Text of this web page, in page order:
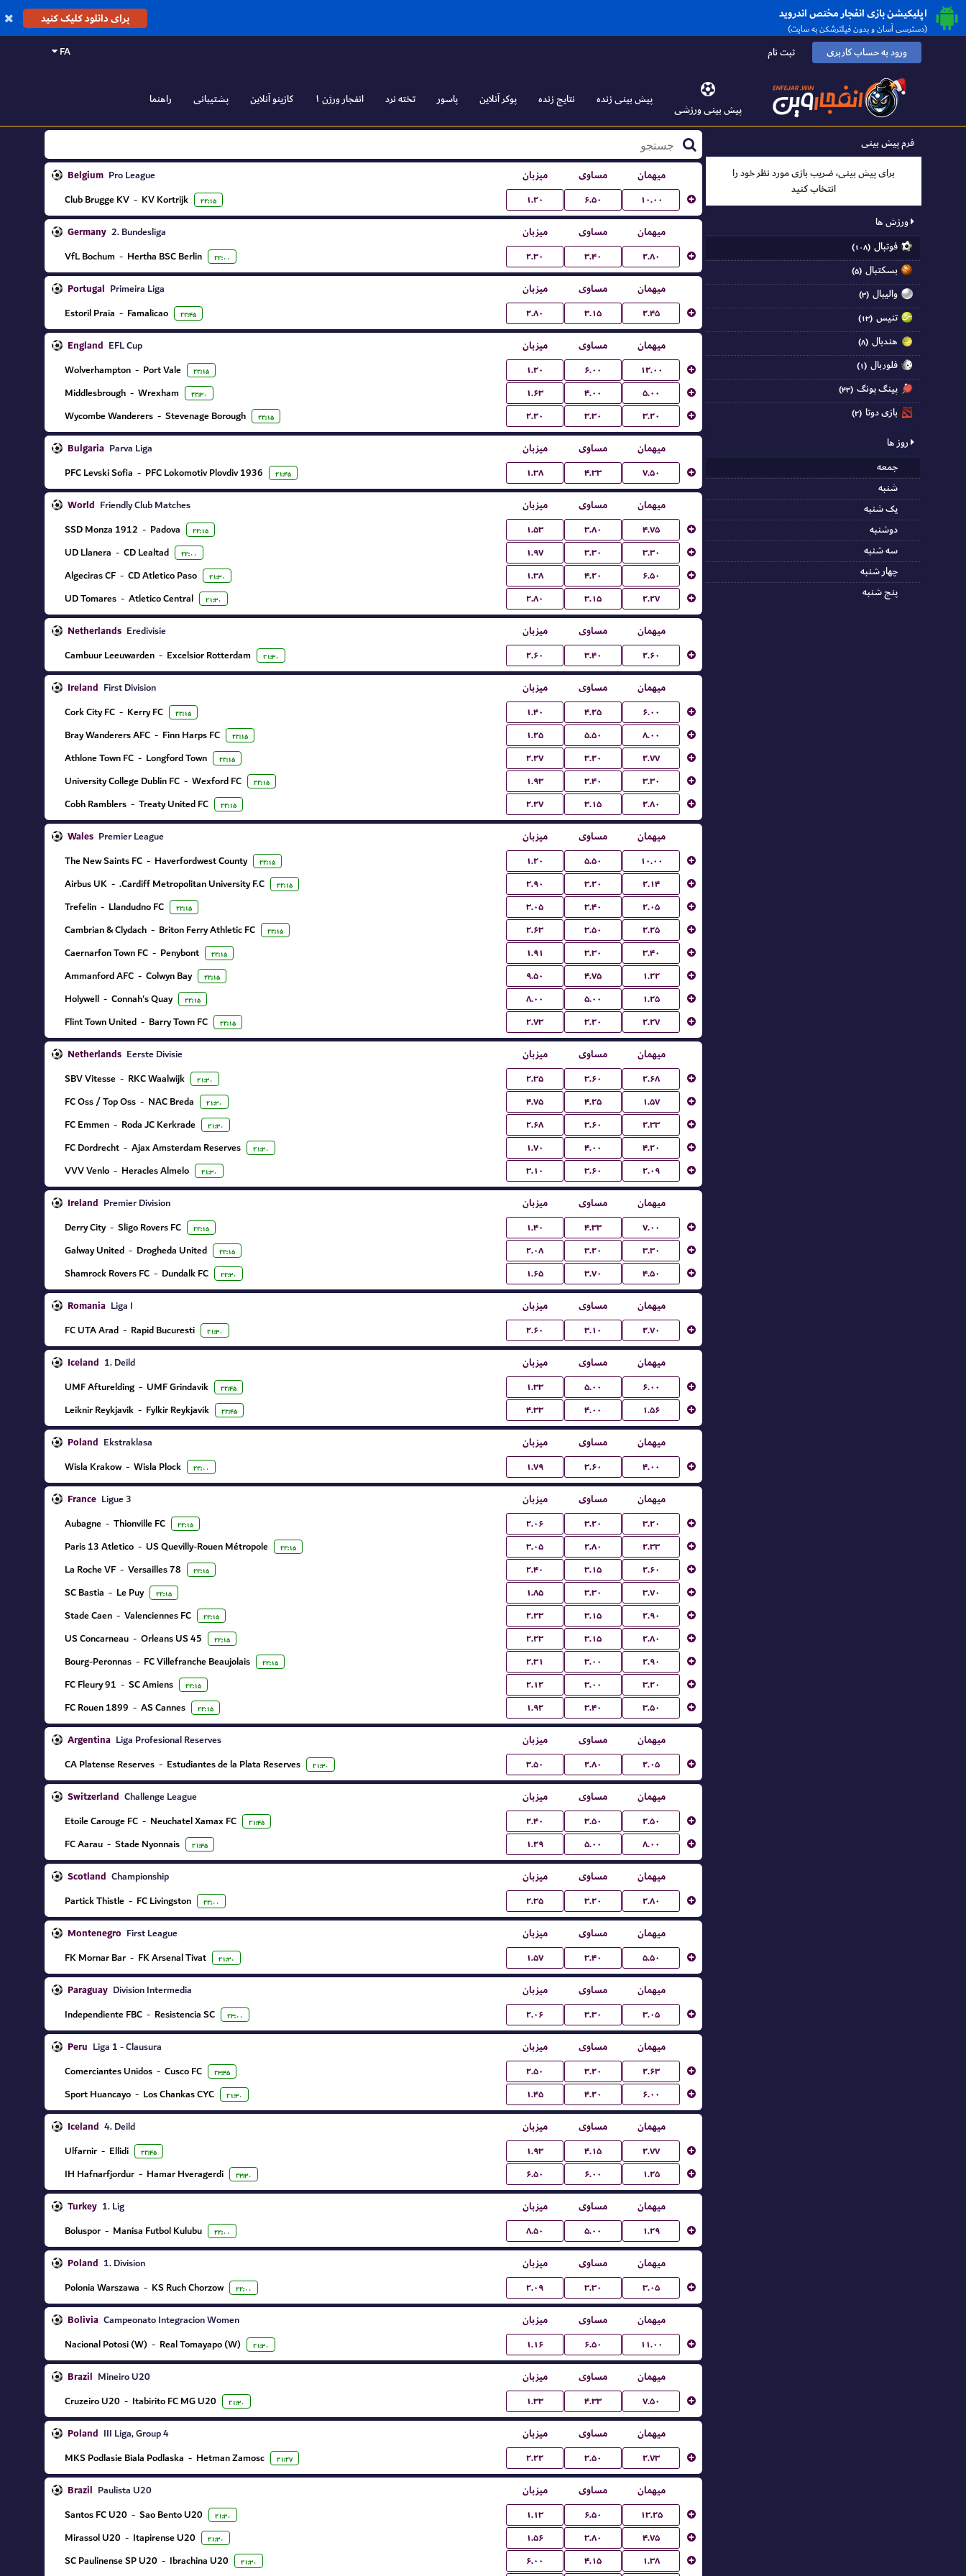
اپلیکیشن بازی انفجار مختص اندروید
(دسترسی آسان و بدون فیلترشکن به سایت)
برای دانلود کلیک کنید
FA ورود به حساب کاربری ثبت نام
پیش بینی ورزشی
پیش بینی زنده نتایج زنده پوکر آنلاین پاسور تخته نرد انفجار ورژن ۱ کازینو آنلاین پشتیبانی راهنما
فرم پیش بینی
برای پیش بینی، ضریب بازی مورد نظر خود را
انتخاب کنید
ورزش ها
فوتبال (۱۰۸)
بسکتبال (۵)
والیبال (۳)
تنیس (۱۳)
هندبال (۸)
فلوربال (۱)
پینگ پونگ (۴۳)
بازی دوتا (۲)
روز ها
جمعه
شنبه
یک شنبه
دوشنبه
سه شنبه
چهار شنبه
پنج شنبه
Belgium Pro League میزبان مساوی میهمان
Club Brugge KV - KV Kortrijk ۲۲:۱۵ ۱.۲۰ ۶.۵۰
۱۰.۰۰
Germany 2. Bundesliga میزبان مساوی میهمان
VfL Bochum - Hertha BSC Berlin ۲۲:۰۰ ۲.۳۰ ۳.۴۰
۲.۸۰
Portugal Primeira Liga میزبان مساوی میهمان
Estoril Praia - Famalicao ۲۲:۴۵ ۲.۸۰ ۳.۱۵
۲.۴۵
England EFL Cup میزبان مساوی میهمان
Wolverhampton - Port Vale ۲۲:۱۵ ۱.۲۰ ۶.۰۰ ۱۲.۰۰
Middlesbrough - Wrexham ۲۲:۳۰ ۱.۶۳ ۴.۰۰ ۵.۰۰
Wycombe Wanderers - Stevenage Borough ۲۲:۱۵ ۲.۲۰ ۳.۳۰
۳.۲۰
Bulgaria Parva Liga میزبان مساوی میهمان
PFC Levski Sofia - PFC Lokomotiv Plovdiv 1936 ۲۱:۴۵ ۱.۳۸ ۴.۳۳
۷.۵۰
World Friendly Club Matches میزبان مساوی میهمان
SSD Monza 1912 - Padova ۲۲:۱۵ ۱.۵۳ ۳.۸۰ ۴.۷۵
UD Llanera - CD Lealtad ۲۲:۰۰ ۱.۹۷ ۳.۳۰ ۳.۳۰
Algeciras CF - CD Atletico Paso ۲۱:۳۰ ۱.۳۸ ۴.۲۰ ۶.۵۰
UD Tomares - Atletico Central ۲۱:۳۰ ۲.۸۰ ۳.۱۵
۲.۲۷
Netherlands Eredivisie میزبان مساوی میهمان
Cambuur Leeuwarden - Excelsior Rotterdam ۲۱:۳۰ ۲.۶۰ ۳.۴۰
۲.۶۰
Ireland First Division میزبان مساوی میهمان
Cork City FC - Kerry FC ۲۲:۱۵ ۱.۴۰ ۴.۲۵ ۶.۰۰
Bray Wanderers AFC - Finn Harps FC ۲۲:۱۵ ۱.۲۵ ۵.۵۰ ۸.۰۰
Athlone Town FC - Longford Town ۲۲:۱۵ ۲.۲۷ ۳.۲۰ ۲.۷۷
University College Dublin FC - Wexford FC ۲۲:۱۵ ۱.۹۳ ۳.۴۰ ۳.۳۰
Cobh Ramblers - Treaty United FC ۲۲:۱۵ ۲.۲۷ ۳.۱۵
۲.۸۰
Wales Premier League میزبان مساوی میهمان
The New Saints FC - Haverfordwest County ۲۲:۱۵ ۱.۲۰ ۵.۵۰ ۱۰.۰۰
Airbus UK - Cardiff Metropolitan University F.C. ۲۲:۱۵ ۲.۹۰ ۳.۲۰ ۲.۱۴
Trefelin - Llandudno FC ۲۲:۱۵ ۳.۰۵ ۳.۴۰ ۲.۰۵
Cambrian & Clydach - Briton Ferry Athletic FC ۲۲:۱۵ ۲.۶۳ ۳.۵۰ ۲.۲۵
Caernarfon Town FC - Penybont ۲۲:۱۵ ۱.۹۱ ۳.۳۰ ۳.۴۰
Ammanford AFC - Colwyn Bay ۲۲:۱۵ ۹.۵۰ ۴.۷۵ ۱.۲۲
Holywell - Connah's Quay ۲۲:۱۵ ۸.۰۰ ۵.۰۰ ۱.۲۵
Flint Town United - Barry Town FC ۲۲:۱۵ ۲.۷۳ ۳.۲۰
۲.۲۷
Netherlands Eerste Divisie میزبان مساوی میهمان
SBV Vitesse - RKC Waalwijk ۲۱:۳۰ ۲.۳۵ ۳.۶۰ ۲.۶۸
FC Oss / Top Oss - NAC Breda ۲۱:۳۰ ۴.۷۵ ۴.۲۵ ۱.۵۷
FC Emmen - Roda JC Kerkrade ۲۱:۳۰ ۲.۶۸ ۳.۶۰ ۲.۳۳
FC Dordrecht - Ajax Amsterdam Reserves ۲۱:۳۰ ۱.۷۰ ۴.۰۰ ۴.۲۰
VVV Venlo - Heracles Almelo ۲۱:۳۰ ۳.۱۰ ۳.۶۰
۲.۰۹
Ireland Premier Division میزبان مساوی میهمان
Derry City - Sligo Rovers FC ۲۲:۱۵ ۱.۴۰ ۴.۳۳ ۷.۰۰
Galway United - Drogheda United ۲۲:۱۵ ۲.۰۸ ۳.۲۰ ۳.۳۰
Shamrock Rovers FC - Dundalk FC ۲۲:۳۰ ۱.۶۵ ۳.۷۰
۴.۵۰
Romania Liga I میزبان مساوی میهمان
FC UTA Arad - Rapid Bucuresti ۲۱:۳۰ ۲.۶۰ ۳.۱۰
۲.۷۰
Iceland 1. Deild میزبان مساوی میهمان
UMF Afturelding - UMF Grindavik ۲۲:۴۵ ۱.۳۳ ۵.۰۰ ۶.۰۰
Leiknir Reykjavik - Fylkir Reykjavik ۲۲:۴۵ ۴.۳۳ ۴.۰۰
۱.۵۶
Poland Ekstraklasa میزبان مساوی میهمان
Wisla Krakow - Wisla Plock ۲۲:۰۰ ۱.۷۹ ۳.۶۰
۴.۰۰
France Ligue 3 میزبان مساوی میهمان
Aubagne - Thionville FC ۲۲:۱۵ ۲.۰۶ ۳.۲۰ ۳.۲۰
Paris 13 Atletico - US Quevilly-Rouen Métropole ۲۲:۱۵ ۳.۰۵ ۲.۸۰ ۲.۳۳
La Roche VF - Versailles 78 ۲۲:۱۵ ۲.۴۰ ۳.۱۵ ۲.۶۰
SC Bastia - Le Puy ۲۲:۱۵ ۱.۸۵ ۳.۳۰ ۳.۷۰
Stade Caen - Valenciennes FC ۲۲:۱۵ ۲.۲۳ ۳.۱۵ ۲.۹۰
US Concarneau - Orleans US 45 ۲۲:۱۵ ۲.۲۳ ۳.۱۵ ۲.۸۰
Bourg-Peronnas - FC Villefranche Beaujolais ۲۲:۱۵ ۲.۳۱ ۳.۰۰ ۲.۹۰
FC Fleury 91 - SC Amiens ۲۲:۱۵ ۲.۱۲ ۳.۰۰ ۳.۲۰
FC Rouen 1899 - AS Cannes ۲۲:۱۵ ۱.۹۲ ۳.۴۰
۳.۵۰
Argentina Liga Profesional Reserves میزبان مساوی میهمان
CA Platense Reserves - Estudiantes de la Plata Reserves ۲۱:۳۰ ۳.۵۰ ۲.۸۰
۲.۰۵
Switzerland Challenge League میزبان مساوی میهمان
Etoile Carouge FC - Neuchatel Xamax FC ۲۱:۴۵ ۲.۴۰ ۳.۵۰ ۲.۵۰
FC Aarau - Stade Nyonnais ۲۱:۴۵ ۱.۲۹ ۵.۰۰
۸.۰۰
Scotland Championship میزبان مساوی میهمان
Partick Thistle - FC Livingston ۲۲:۰۰ ۲.۳۵ ۳.۲۰
۲.۸۰
Montenegro First League میزبان مساوی میهمان
FK Mornar Bar - FK Arsenal Tivat ۲۱:۳۰ ۱.۵۷ ۳.۴۰
۵.۵۰
Paraguay Division Intermedia میزبان مساوی میهمان
Independiente FBC - Resistencia SC ۲۳:۰۰ ۲.۰۶ ۳.۳۰
۳.۰۵
Peru Liga 1 - Clausura میزبان مساوی میهمان
Comerciantes Unidos - Cusco FC ۲۳:۴۵ ۲.۵۰ ۳.۲۰ ۲.۶۳
Sport Huancayo - Los Chankas CYC ۲۱:۳۰ ۱.۴۵ ۴.۲۰
۶.۰۰
Iceland 4. Deild میزبان مساوی میهمان
Ulfarnir - Ellidi ۲۲:۴۵ ۱.۹۳ ۴.۱۵ ۲.۷۷
IH Hafnarfjordur - Hamar Hveragerdi ۲۳:۳۰ ۶.۵۰ ۶.۰۰
۱.۲۵
Turkey 1. Lig میزبان مساوی میهمان
Boluspor - Manisa Futbol Kulubu ۲۲:۰۰ ۸.۵۰ ۵.۰۰
۱.۲۹
Poland 1. Division میزبان مساوی میهمان
Polonia Warszawa - KS Ruch Chorzow ۲۲:۰۰ ۲.۰۹ ۳.۳۰
۳.۰۵
Bolivia Campeonato Integracion Women میزبان مساوی میهمان
Nacional Potosi (W) - Real Tomayapo (W) ۲۱:۳۰ ۱.۱۶ ۶.۵۰
۱۱.۰۰
Brazil Mineiro U20 میزبان مساوی میهمان
Cruzeiro U20 - Itabirito FC MG U20 ۲۱:۳۰ ۱.۳۳ ۴.۳۳
۷.۵۰
Poland III Liga, Group 4 میزبان مساوی میهمان
MKS Podlasie Biala Podlaska - Hetman Zamosc ۲۱:۲۷ ۲.۲۲ ۳.۵۰
۲.۷۳
Brazil Paulista U20 میزبان مساوی میهمان
Santos FC U20 - Sao Bento U20 ۲۱:۳۰ ۱.۱۳ ۶.۵۰ ۱۳.۲۵
Mirassol U20 - Itapirense U20 ۲۱:۳۰ ۱.۵۶ ۳.۸۰ ۴.۷۵
SC Paulinense SP U20 - Ibrachina U20 ۲۱:۳۰ ۶.۰۰ ۴.۱۵ ۱.۳۸